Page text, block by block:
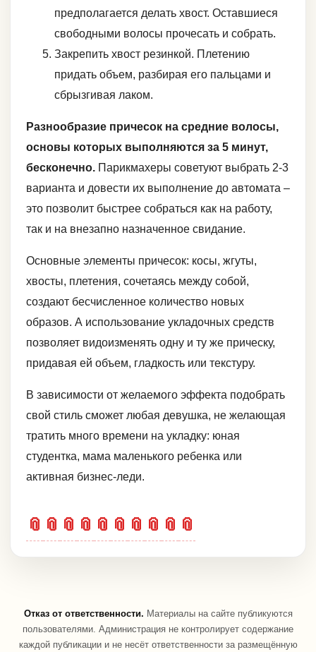
предполагается делать хвост. Оставшиеся
свободными волосы прочесать и собрать.
Закрепить хвост резинкой. Плетению
придать объем, разбирая его пальцами и
сбрызгивая лаком.
Разнообразие причесок на средние волосы,
основы которых выполняются за 5 минут,
бесконечно. Парикмахеры советуют выбрать 2-3
варианта и довести их выполнение до автомата –
это позволит быстрее собраться как на работу,
так и на внезапно назначенное свидание.
Основные элементы причесок: косы, жгуты,
хвосты, плетения, сочетаясь между собой,
создают бесчисленное количество новых
образов. А использование укладочных средств
позволяет видоизменять одну и ту же прическу,
придавая ей объем, гладкость или текстуру.
В зависимости от желаемого эффекта подобрать
свой стиль сможет любая девушка, не желающая
тратить много времени на укладку: юная
студентка, мама маленького ребенка или
активная бизнес-леди.
📎 📎 📎 📎 📎 📎 📎 📎 📎 📎
Отказ от ответственности. Материалы на сайте публикуются
пользователями. Администрация не контролирует содержание
каждой публикации и не несёт ответственности за размещённую